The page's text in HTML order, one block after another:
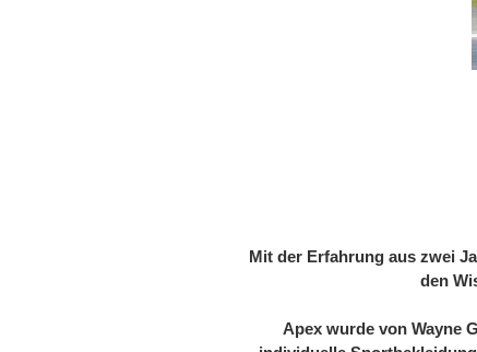
Mit der Erfahrung aus zwei
den
Apex wurde von Wayne